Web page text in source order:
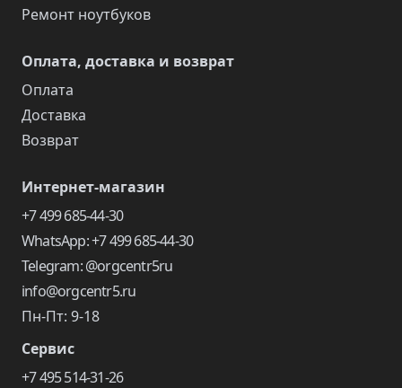
Ремонт ноутбуков
Оплата, доставка и возврат
Оплата
Доставка
Возврат
Интернет-магазин
+7 499 685-44-30
WhatsApp: +7 499 685-44-30
Telegram: @orgcentr5ru
info@orgcentr5.ru
Пн-Пт: 9-18
Сервис
+7 495 514-31-26